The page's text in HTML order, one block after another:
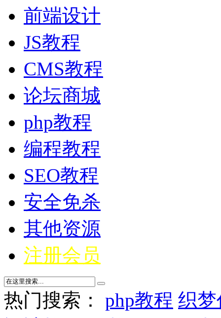
前端设计
JS教程
CMS教程
论坛商城
php教程
编程教程
SEO教程
安全免杀
其他资源
注册会员
热门搜索： php教程 织